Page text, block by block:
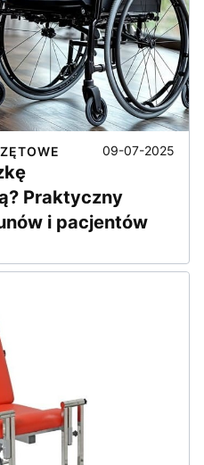
09-07-2025
Praktyczny
i pacjentów